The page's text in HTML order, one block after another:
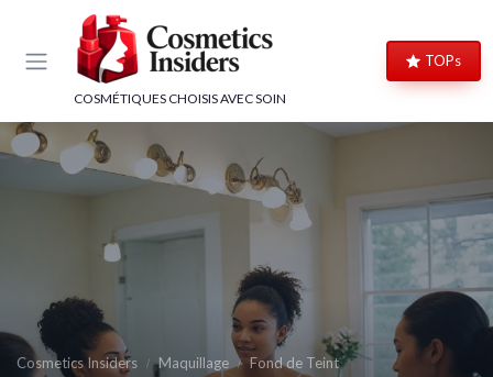
COSMÉTIQUES CHOISIS AVEC SOIN
TOPs
Cosmetics Insiders Maquillage Fond de Teint
Panneau de gestion des cookies